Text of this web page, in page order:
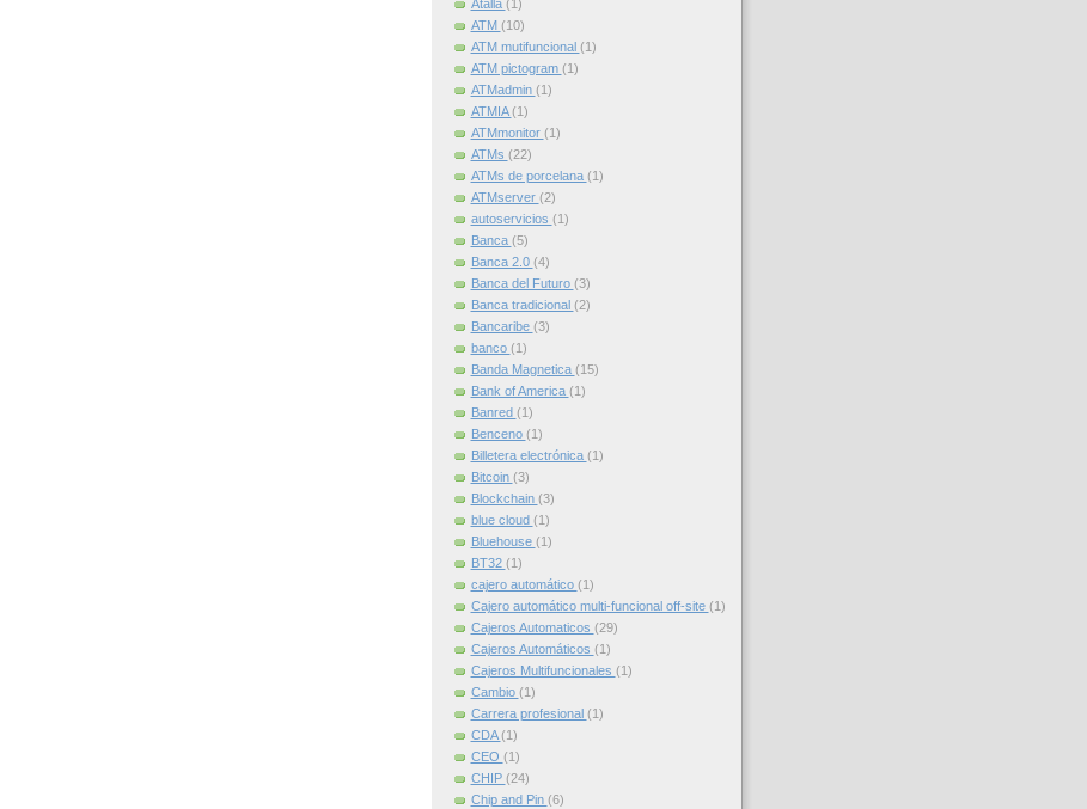
Atalla (1)
ATM (10)
ATM mutifuncional (1)
ATM pictogram (1)
ATMadmin (1)
ATMIA(1)
ATMmonitor (1)
ATMs (22)
ATMs de porcelana (1)
ATMserver (2)
autoservicios (1)
Banca (5)
Banca 2.0 (4)
Banca del Futuro (3)
Banca tradicional (2)
Bancaribe (3)
banco (1)
Banda Magnetica (15)
Bank of America (1)
Banred (1)
Benceno (1)
Billetera electrónica (1)
Bitcoin (3)
Blockchain (3)
blue cloud (1)
Bluehouse (1)
BT32 (1)
cajero automático (1)
Cajero automático multi-funcional off-site (1)
Cajeros Automaticos (29)
Cajeros Automáticos (1)
Cajeros Multifuncionales (1)
Cambio (1)
Carrera profesional (1)
CDA(1)
CEO (1)
CHIP (24)
Chip and Pin (6)